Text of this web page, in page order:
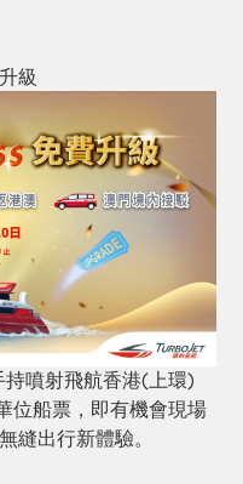
級
噴射飛航香港(上環)
位船票，即有機會現場
縫出行新體驗。